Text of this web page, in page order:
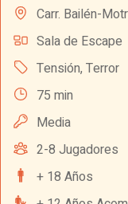
Carr. Bailén-
Sala de Escape
Tensión, Terror
75 min
Media
2-8 Jugadores
+ 18 Años